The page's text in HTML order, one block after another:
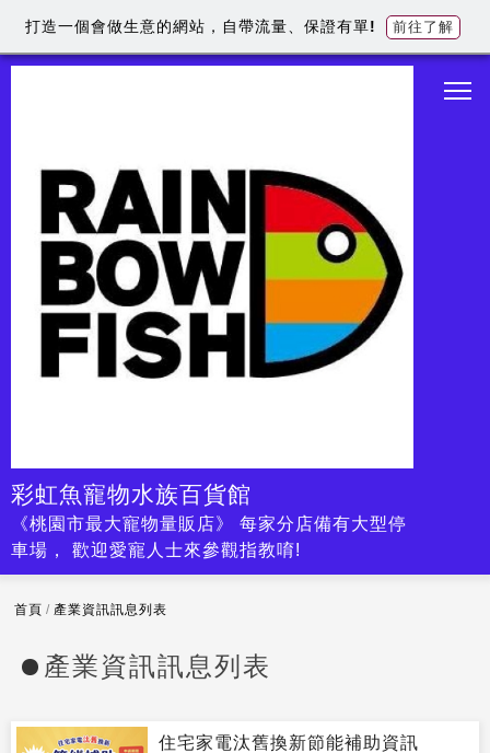
彩虹魚寵物水族百貨館
《桃園市最大寵物量販店》 每家分店備有大型停
車場， 歡迎愛寵人士來參觀指教唷!
首頁 / 產業資訊訊息列表
產業資訊訊息列表
住宅家電汰舊換新節能補助資訊
打造一個會做生意的網站，自帶流量、保證有單! 前往了解